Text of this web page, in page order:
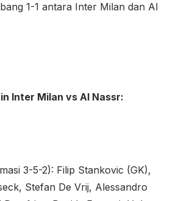
1-1 antara Inter Milan dan Al
Inter Milan vs Al Nassr:
3-5-2): Filip Stankovic (GK),
Stefan De Vrij, Alessandro